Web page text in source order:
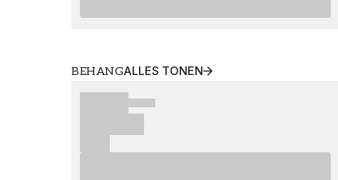
BEHANGALLES TONEN